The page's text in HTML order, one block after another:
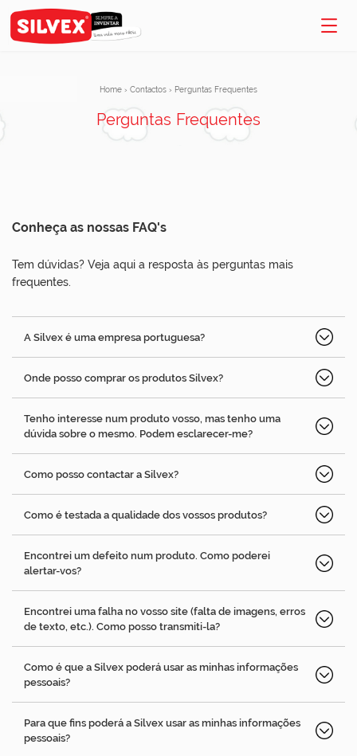
Home › Contactos › Perguntas Frequentes
Perguntas Frequentes
Conheça as nossas FAQ's
Tem dúvidas? Veja aqui a resposta às perguntas mais
frequentes.
A Silvex é uma empresa portuguesa?
Onde posso comprar os produtos Silvex?
Tenho interesse num produto vosso, mas tenho uma
dúvida sobre o mesmo. Podem esclarecer-me?
Como posso contactar a Silvex?
Como é testada a qualidade dos vossos produtos?
Encontrei um defeito num produto. Como poderei
alertar-vos?
Encontrei uma falha no vosso site (falta de imagens, erros
de texto, etc.). Como posso transmiti-la?
Como é que a Silvex poderá usar as minhas informações
pessoais?
Para que fins poderá a Silvex usar as minhas informações
pessoais?